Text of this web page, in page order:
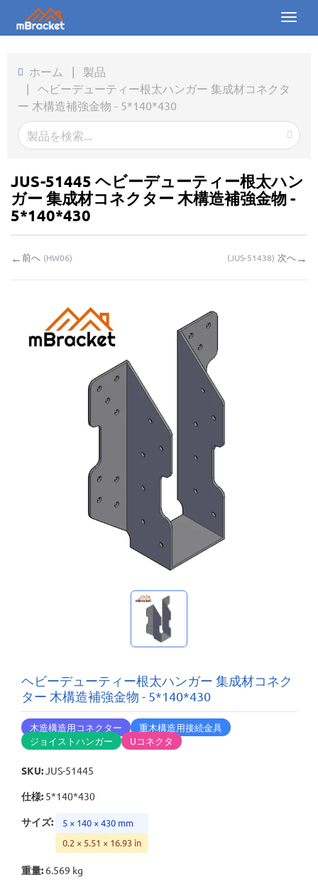
Toggle
製品
会社概要
ダウンロード
マイ問い合わせ
ホーム | 製品
| ヘビーデューティー根太ハンガー 集成材コネクタ
ー 木構造補強金物 - 5*140*430
JUS-51445 ヘビーデューティー根太ハン
ガー 集成材コネクター 木構造補強金物 -
5*140*430
←前へ (HW06) (JUS-51438) 次へ→
ヘビーデューティー根太ハンガー 集成材コネク
ター 木構造補強金物 - 5*140*430
木造構造用コネクター
重木構造用接続金具
ジョイストハンガー
Uコネクタ
SKU:JUS-51445
仕様: 5*140*430
サイズ:
5 × 140 × 430 mm
0.2 × 5.51 × 16.93 in
重量: 6.569 kg